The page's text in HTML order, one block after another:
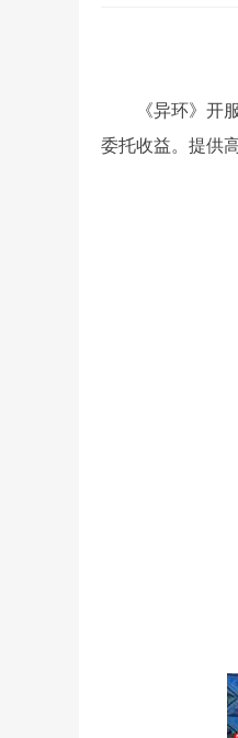
《异环》开
委托收益。提供